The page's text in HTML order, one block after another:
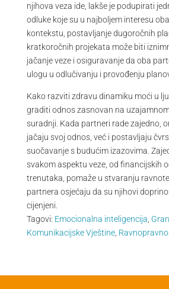
njihova veza ide, lakše je podupirati
odluke koje su u najboljem interesu
kontekstu, postavljanje dugoročnih
kratkoročnih projekata može biti
jačanje veze i osiguravanje da oba
ulogu u odlučivanju i provođenju
Kako razviti zdravu dinamiku moći u
graditi odnos zasnovan na
suradnji. Kada partneri rade zajedno,
jačaju svoj odnos, već i postavljaju
suočavanje s budućim izazovima.
svakom aspektu veze, od financijskih
trenutaka, pomaže u stvaranju
partnera osjećaju da su njihovi
cijenjeni.
Tagovi: Emocionalna inteligencija
Komunikacijske Vještine,